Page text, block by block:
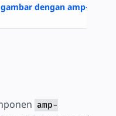
dengan amp-
amp-